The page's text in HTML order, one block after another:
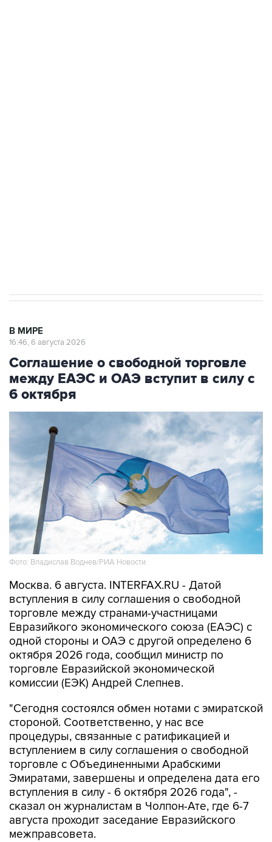
В МИРЕ
16:46, 6 августа 2026
Соглашение о свободной торговле
между ЕАЭС и ОАЭ вступит в силу с
6 октября
Фото: Владислав Воднев/РИА Новости
Москва. 6 августа. INTERFAX.RU - Датой
вступления в силу соглашения о свободной
торговле между странами-участницами
Евразийкого экономического союза (ЕАЭС) с
одной стороны и ОАЭ с другой определено 6
октября 2026 года, сообщил министр по
торговле Евразийской экономической
комиссии (ЕЭК) Андрей Слепнев.
"Сегодня состоялся обмен нотами с эмиратской
стороной. Соответственно, у нас все
процедуры, связанные с ратификацией и
вступлением в силу соглашения о свободной
торговле с Объединенными Арабскими
Эмиратами, завершены и определена дата его
вступления в силу - 6 октября 2026 года", -
сказал он журналистам в Чолпон-Ате, где 6-7
августа проходит заседание Евразийского
межправсовета.